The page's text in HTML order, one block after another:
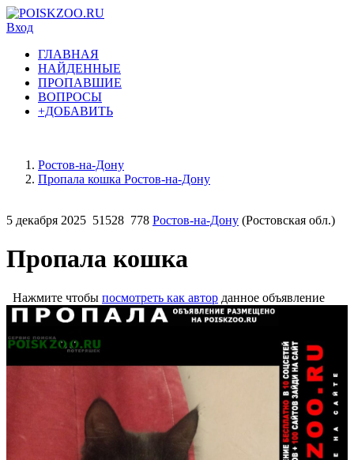
Вход
ГЛАВНАЯ
НАЙДЕННЫЕ
ПРОПАВШИЕ
ВОПРОСЫ
+ДОБАВИТЬ
Ростов-на-Дону
Пропала кошка Ростов-на-Дону
5 декабря 2025 51528 778 Ростов-на-Дону (Ростовская обл.)
Пропала кошка
Нажмите чтобы посмотреть как автор данное объявление